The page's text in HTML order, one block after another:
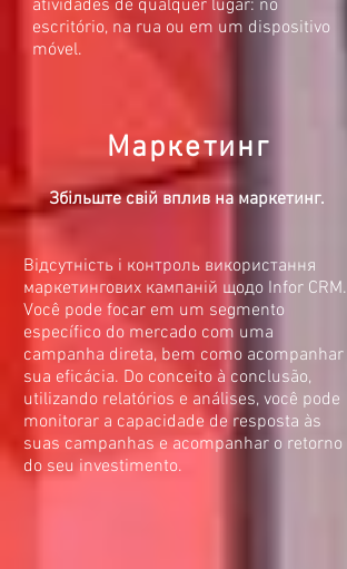
atividades de qualquer lugar: no
escritório, na rua ou em um dispositivo
móvel.
Маркетинг
Збільште свій вплив на маркетинг.
Відсутність і контроль використання
маркетингових кампаній щодо Infor CRM.
Você pode focar em um segmento
específico do mercado com uma
campanha direta, bem como acompanhar
sua eficácia. Do conceito à conclusão,
utilizando relatórios e análises, você pode
monitorar a capacidade de resposta às
suas campanhas e acompanhar o retorno
do seu investimento.